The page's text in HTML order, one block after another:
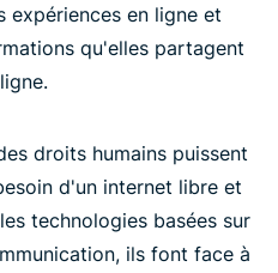
expériences en ligne et
qu'elles partagent
droits humains puissent
d'un internet libre et
technologies basées sur
ils font face à